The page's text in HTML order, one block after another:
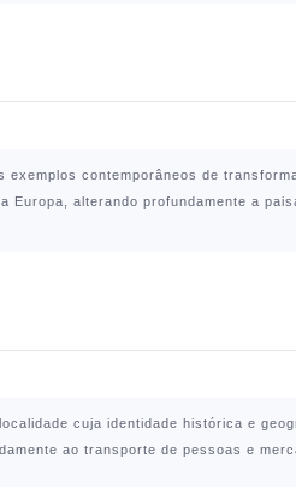
exemplos contemporâneos de
alterando profundamente a
cuja identidade histórica e
ao transporte de pessoas e